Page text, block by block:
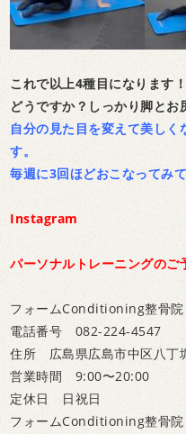
これで以上4種目になります！
どうですか？しっかり脚とお
自分の見た目を変えて美し
す。
毎週に3回ほどおこなってみ
Instagram
パーソナルトレーニングのご
フォームConditioning整骨院
電話番号 082-224-4547
住所 広島県広島市中区八
営業時間 9:00〜20:00
定休日 日祝日
フォームConditioning整骨院